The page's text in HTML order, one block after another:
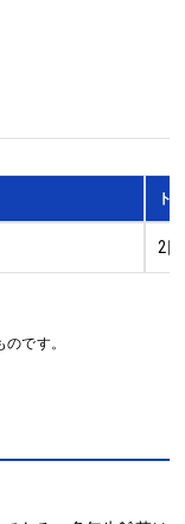
ト
2
です。